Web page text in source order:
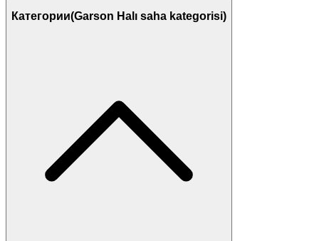
Категории(Garson Halı saha kategorisi)